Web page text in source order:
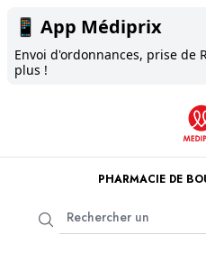
📱 App Médiprix
Envoi d'ordonnances, prise de
plus !
PHARMACIE DE